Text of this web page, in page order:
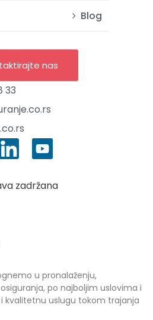
Blog
nas
33
zadržana
u pronalaženju,
po najboljim uslovima i
kvalitetnu uslugu tokom trajanja